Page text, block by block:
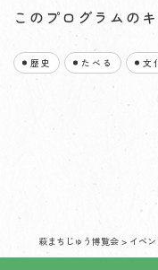
このプログラムの
歴史 たべる 文
萩まちじゅう博覧会 > イベン